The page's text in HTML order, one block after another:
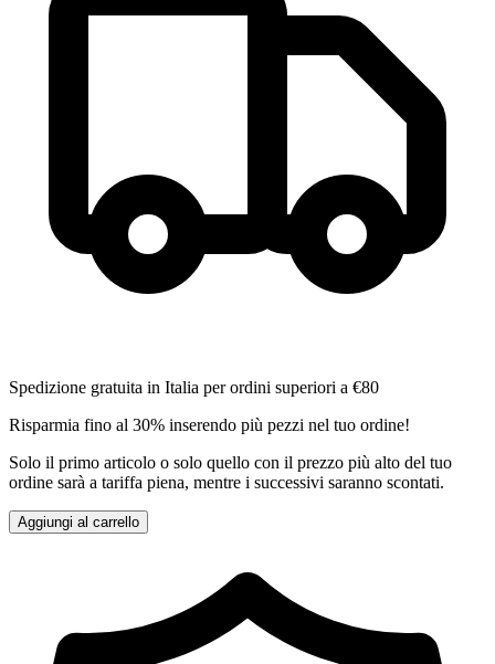
Spedizione gratuita in Italia per ordini superiori a €80
Risparmia fino al 30% inserendo più pezzi nel tuo ordine!
Solo il primo articolo o solo quello con il prezzo più alto del tuo
ordine sarà a tariffa piena, mentre i successivi saranno scontati.
Aggiungi al carrello